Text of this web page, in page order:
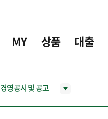
MY 상품 대출
경영공시 및 공고